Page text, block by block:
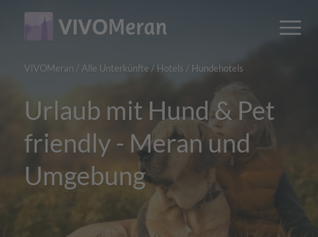
Main
content
Main
navigation
VIVOMeran / Alle Unterkünfte / Hotels / Hundehotels
Urlaub mit Hund & Pet
friendly - Meran und
Umgebung